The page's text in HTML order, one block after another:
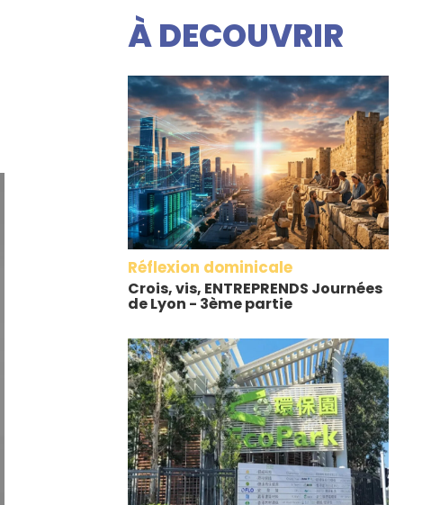
À DECOUVRIR
Réflexion dominicale
Crois, vis, ENTREPRENDS Journées
de Lyon - 3ème partie